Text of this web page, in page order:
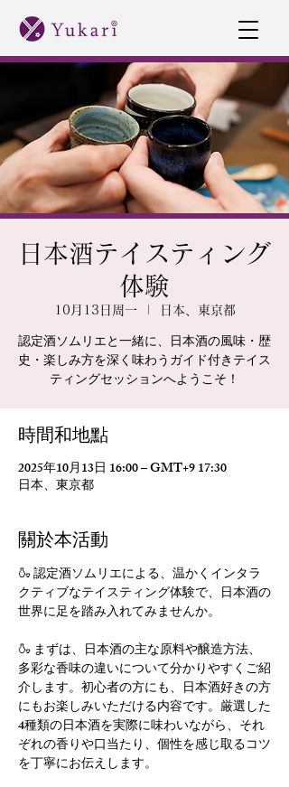
日本酒テイスティング
体験
10月13日周一 日本、東京都
認定酒ソムリエと一緒に、日本酒の風味・歴
史・楽しみ方を深く味わうガイド付きテイス
ティングセッションへようこそ！
時間和地點
2025年10月13日 16:00 – GMT+9 17:30
日本、東京都
關於本活動
🍶 認定酒ソムリエによる、温かくインタラ
クティブなテイスティング体験で、日本酒の
世界に足を踏み入れてみませんか。
🍶 まずは、日本酒の主な原料や醸造方法、
多彩な香味の違いについて分かりやすくご紹
介します。初心者の方にも、日本酒好きの方
にもお楽しみいただける内容です。厳選した
4種類の日本酒を実際に味わいながら、それ
ぞれの香りや口当たり、個性を感じ取るコツ
を丁寧にお伝えします。